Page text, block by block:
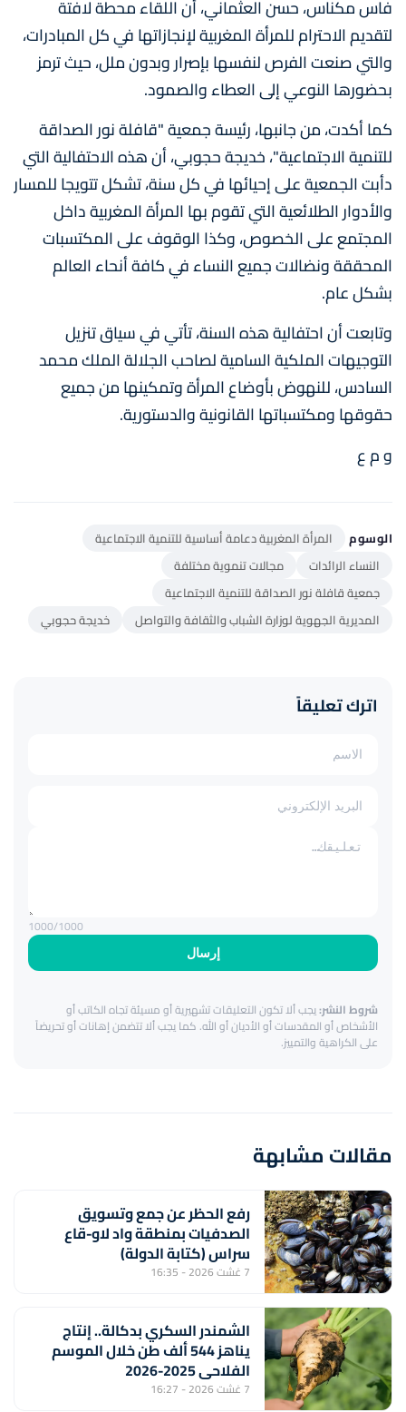
فاس مكناس، حسن العثماني، أن اللقاء محطة لافتة
لتقديم الاحترام للمرأة المغربية لإنجازاتها في كل المبادرات،
والتي صنعت الفرص لنفسها بإصرار وبدون ملل، حيث ترمز
بحضورها النوعي إلى العطاء والصمود.
كما أكدت، من جانبها، رئيسة جمعية "قافلة نور الصداقة
للتنمية الاجتماعية"، خديجة حجوبي، أن هذه الاحتفالية التي
دأبت الجمعية على إحيائها في كل سنة، تشكل تتويجا للمسار
والأدوار الطلائعية التي تقوم بها المرأة المغربية داخل
المجتمع على الخصوص، وكذا الوقوف على المكتسبات
المحققة ونضالات جميع النساء في كافة أنحاء العالم
بشكل عام.
وتابعت أن احتفالية هذه السنة، تأتي في سياق تنزيل
التوجيهات الملكية السامية لصاحب الجلالة الملك محمد
السادس، للنهوض بأوضاع المرأة وتمكينها من جميع
حقوقها ومكتسباتها القانونية والدستورية.
و م ع
الوسوم
المرأة المغربية دعامة أساسية للتنمية الاجتماعية
النساء الرائدات
مجالات تنموية مختلفة
جمعية قافلة نور الصداقة للتنمية الاجتماعية
المديرية الجهوية لوزارة الشباب والثقافة والتواصل
خديجة حجوبي
اترك تعليقاً
إرسال
1000/1000
شروط النشر:يجب ألا تكون التعليقات تشهيرية أو مسيئة تجاه الكاتب أو
الأشخاص أو المقدسات أو الأديان أو الله. كما يجب ألا تتضمن إهانات أو تحريضاً
على الكراهية والتمييز.
مقالات مشابهة
رفع الحظر عن جمع وتسويق
الصدفيات بمنطقة واد لاو-قاع
سراس (كتابة الدولة)
7 غشت 2026 - 16:35
الشمندر السكري بدكالة.. إنتاج
يناهز 544 ألف طن خلال الموسم
الفلاحي 2025-2026
7 غشت 2026 - 16:27